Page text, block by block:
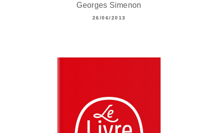
Georges Simenon
26/06/2013